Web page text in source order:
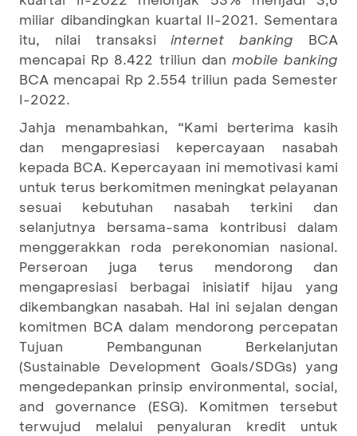
miliar dibandingkan kuartal II-2021. Sementara
itu, nilai transaksi internet banking BCA
mencapai Rp 8.422 triliun dan mobile banking
BCA mencapai Rp 2.554 triliun pada Semester
I-2022.
Jahja menambahkan, “Kami berterima kasih
dan mengapresiasi kepercayaan nasabah
kepada BCA. Kepercayaan ini memotivasi kami
untuk terus berkomitmen meningkat pelayanan
sesuai kebutuhan nasabah terkini dan
selanjutnya bersama-sama kontribusi dalam
menggerakkan roda perekonomian nasional.
Perseroan juga terus mendorong dan
mengapresiasi berbagai inisiatif hijau yang
dikembangkan nasabah. Hal ini sejalan dengan
komitmen BCA dalam mendorong percepatan
Tujuan Pembangunan Berkelanjutan
(Sustainable Development Goals/SDGs) yang
mengedepankan prinsip environmental, social,
and governance (ESG). Komitmen tersebut
terwujud melalui penyaluran kredit untuk